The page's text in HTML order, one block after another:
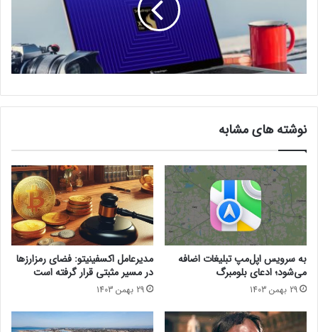
نوشته های مشابه
به سرویس اپل‌مپ تبلیغات اضافه
می‌شود؛ ادعای بلومبرگ
29 بهمن 1403
مدیرعامل اکسفینیتو:‌ فضای رمزارزها
در مسیر مثبتی قرار گرفته است
29 بهمن 1403